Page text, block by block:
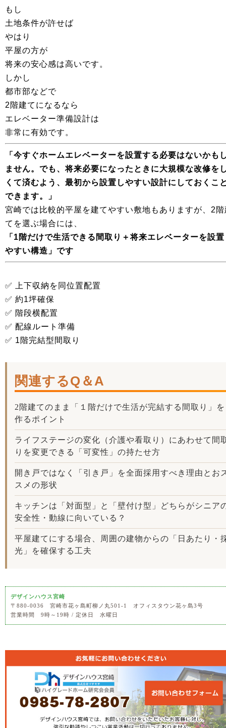
もし
土地条件が許せば
やはり
平屋の方が
将来の安心感は高いです。
しかし
都市部などで
2階建てになるなら
エレベーター準備設計は
非常に有効です。
「今すぐホームエレベーターを設置する必要はないかも
ません。でも、将来必要になったときに大規模な改修を
くて済むよう、最初から設置しやすい設計にしておくこ
できます。」
宮崎では比較的平屋を建てやすい敷地もありますが、 2階
てを選ぶ場合には、
「1階だけで生活できる間取り＋将来エレベーターを設
やすい構造」です
✅ 上下収納を同位置配置
✅ 約1坪確保
✅ 階段横配置
✅ 配線ルート準備
✅ 1階完結型間取り
関連するQ＆A
2階建てのまま「１階だけで生活が完結する間取り」を
作るポイント
ライフステージの変化（介護や看取り）にあわせて間
りを変更できる「可変性」の持たせ方
開き戸ではなく「引き戸」を全面採用すべき理由とお
スメの形状
キッチンは「対面型」と「壁付け型」どちらがシニア
安全性・動線に向いている？
平屋建てにする場合、周囲の建物からの「日あたり・
光」を確保する工夫
デザインハウス宮崎
〒880-0036 宮崎市花ヶ島町柳ノ丸501-1 オフィスタウン花ヶ島3号
営業時間 9時～19時 / 定休日 水曜日